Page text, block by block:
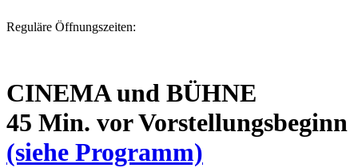
Reguläre Öffnungszeiten:
CINEMA und BÜHNE
45 Min. vor Vorstellungsbeginn
(siehe Programm)